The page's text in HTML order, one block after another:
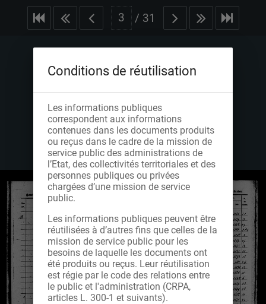
/ 31
Conditions de réutilisation
Les informations publiques
correspondent aux informations
contenues dans les documents produits
ou reçus dans le cadre de la mission de
service public des administrations de
l’Etat, des collectivités territoriales et des
personnes publiques ou privées
chargées d’une mission de service
public.
Les informations publiques peuvent être
réutilisées à d’autres fins que celles de la
mission de service public pour les
besoins de laquelle les documents ont
été produits ou reçus. Leur réutilisation
est régie par le code des relations entre
le public et l'administration (CRPA,
articles L. 300-1 et suivants).